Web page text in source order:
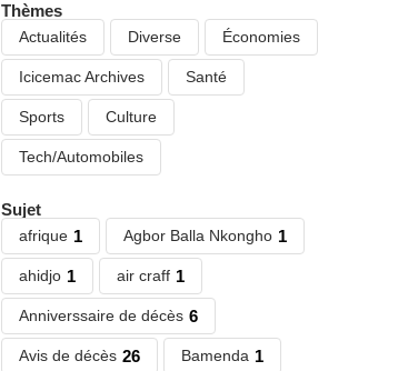
Thèmes
Actualités Diverse Économies
Icicemac Archives Santé
Sports Culture
Tech/Automobiles
Sujet
afrique 1 Agbor Balla Nkongho 1
ahidjo 1 air craff 1
Anniverssaire de décès 6
Avis de décès 26 Bamenda 1